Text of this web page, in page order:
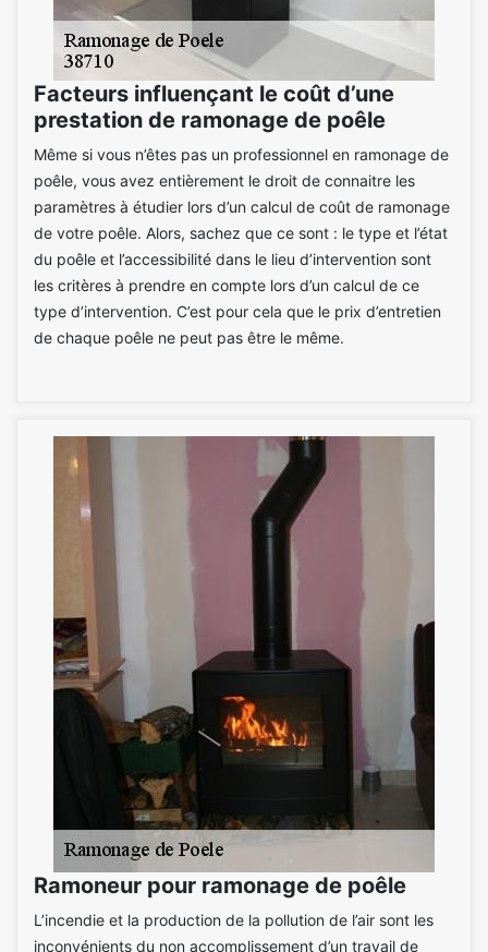
Facteurs influençant le coût d’une
prestation de ramonage de poêle
Même si vous n’êtes pas un professionnel en ramonage de
poêle, vous avez entièrement le droit de connaitre les
paramètres à étudier lors d’un calcul de coût de ramonage
de votre poêle. Alors, sachez que ce sont : le type et l’état
du poêle et l’accessibilité dans le lieu d’intervention sont
les critères à prendre en compte lors d’un calcul de ce
type d’intervention. C’est pour cela que le prix d’entretien
de chaque poêle ne peut pas être le même.
Ramoneur pour ramonage de poêle
L’incendie et la production de la pollution de l’air sont les
inconvénients du non accomplissement d’un travail de